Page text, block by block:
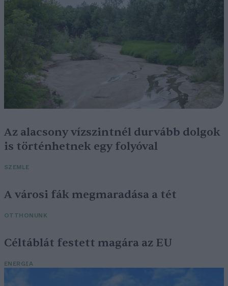
Az alacsony vízszintnél durvább dolgok
is történhetnek egy folyóval
SZEMLE
A városi fák megmaradása a tét
OTTHONUNK
Céltáblát festett magára az EU
ENERGIA